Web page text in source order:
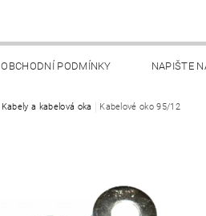
OBCHODNÍ PODMÍNKY NAPIŠTE
Kabely a kabelová oka Kabelové oko 95/12